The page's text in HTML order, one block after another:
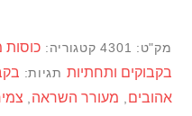
צמיחה
מקורי,
עם
מק"ט: 4301 קטגוריה: כוסות
בקבוקים ותחתיות תגיות:
אהובים
מעורר השראה